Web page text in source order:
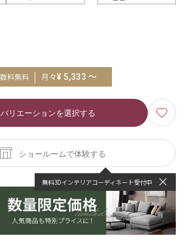
料無料 月々¥ 5,333 ～
バリエーションを選択する
ショールームで体験する
無料3Dインテリアコーディネート受付中